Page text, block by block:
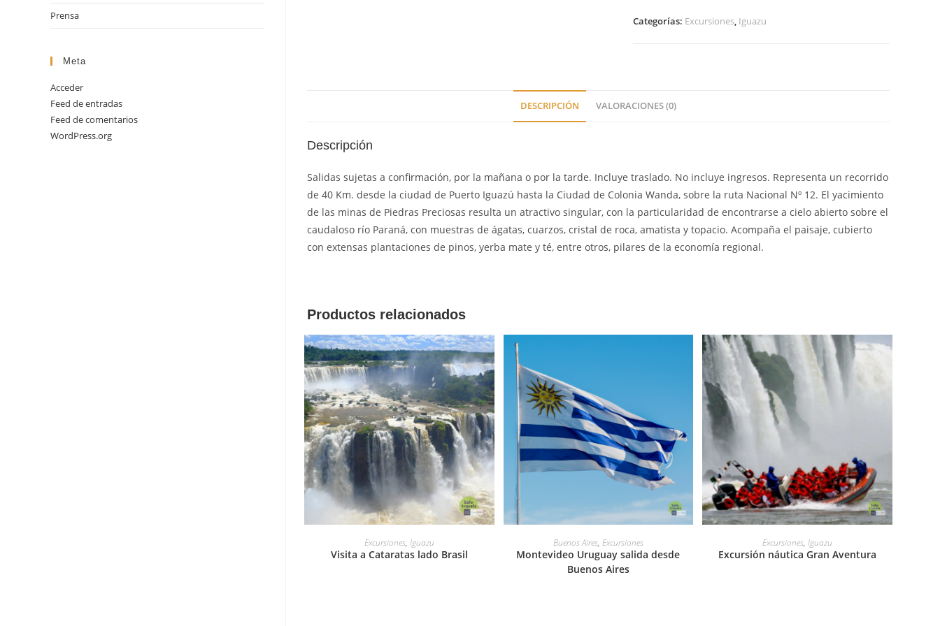
Categorías: Excursiones, Iguazu
DESCRIPCIÓN VALORACIONES (0)
Descripción
Salidas sujetas a confirmación, por la mañana o por la tarde. Incluye traslado. No incluye ingresos. Representa un recorrido
de 40 Km. desde la ciudad de Puerto Iguazú hasta la Ciudad de Colonia Wanda, sobre la ruta Nacional Nº 12. El yacimiento
de las minas de Piedras Preciosas resulta un atractivo singular, con la particularidad de encontrarse a cielo abierto sobre el
caudaloso río Paraná, con muestras de ágatas, cuarzos, cristal de roca, amatista y topacio. Acompaña el paisaje, cubierto
con extensas plantaciones de pinos, yerba mate y té, entre otros, pilares de la economía regional.
Productos relacionados
LEER MÁS
Excursiones,Iguazu
Visita a Cataratas lado Brasil
LEER MÁS
Buenos Aires, Excursiones
Montevideo Uruguay salida desde
Buenos Aires
LEER MÁS
Excursiones, Iguazu
Excursión náutica Gran Aventura
Prensa
Meta
Acceder
Feed de entradas
Feed de comentarios
WordPress.org